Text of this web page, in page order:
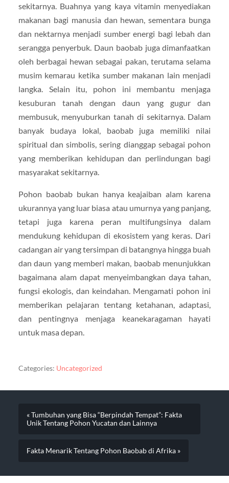
sekitarnya. Buahnya yang kaya vitamin menyediakan
makanan bagi manusia dan hewan, sementara bunga
dan nektarnya menjadi sumber energi bagi lebah dan
serangga penyerbuk. Daun baobab juga dimanfaatkan
oleh berbagai hewan sebagai pakan, terutama selama
musim kemarau ketika sumber makanan lain menjadi
langka. Selain itu, pohon ini membantu menjaga
kesuburan tanah dengan daun yang gugur dan
membusuk, menyuburkan tanah di sekitarnya. Dalam
banyak budaya lokal, baobab juga memiliki nilai
spiritual dan simbolis, sering dianggap sebagai pohon
yang memberikan kehidupan dan perlindungan bagi
masyarakat sekitarnya.
Pohon baobab bukan hanya keajaiban alam karena
ukurannya yang luar biasa atau umurnya yang panjang,
tetapi juga karena peran multifungsinya dalam
mendukung kehidupan di ekosistem yang keras. Dari
cadangan air yang tersimpan di batangnya hingga buah
dan daun yang memberi makan, baobab menunjukkan
bagaimana alam dapat menyeimbangkan daya tahan,
fungsi ekologis, dan keindahan. Mengamati pohon ini
memberikan pelajaran tentang ketahanan, adaptasi,
dan pentingnya menjaga keanekaragaman hayati
untuk masa depan.
Categories: Uncategorized
« Tumbuhan yang Bisa “Berpindah Tempat”: Fakta
Unik Tentang Pohon Yucatan dan Lainnya
Fakta Menarik Tentang Pohon Baobab di Afrika »